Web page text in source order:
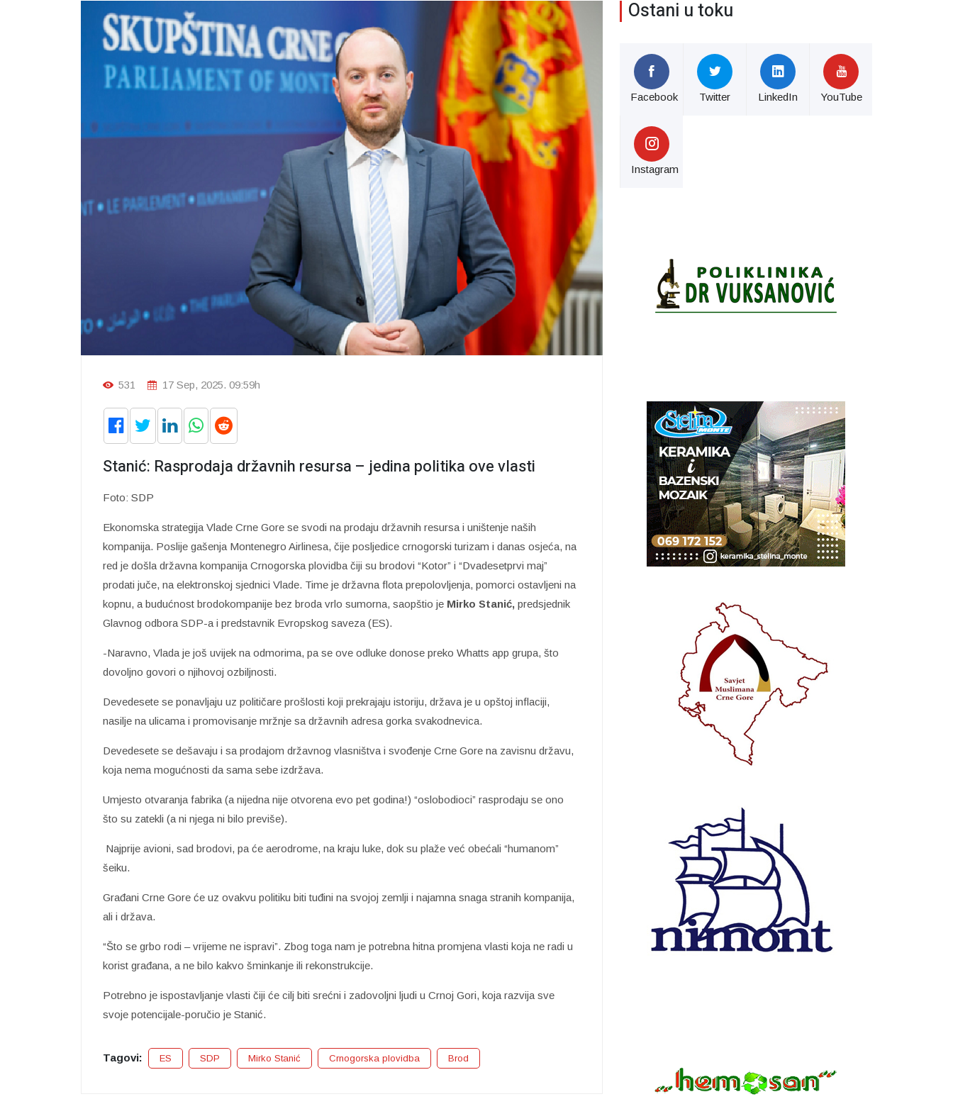
531 17 Sep, 2025. 09:59h
Stanić: Rasprodaja državnih resursa – jedina politika ove vlasti
Foto: SDP
Ekonomska strategija Vlade Crne Gore se svodi na prodaju državnih resursa i uništenje naših
kompanija. Poslije gašenja Montenegro Airlinesa, čije posljedice crnogorski turizam i danas osjeća, na
red je došla državna kompanija Crnogorska plovidba čiji su brodovi “Kotor” i “Dvadesetprvi maj”
prodati juče, na elektronskoj sjednici Vlade. Time je državna flota prepolovljenja, pomorci ostavljeni na
kopnu, a budućnost brodokompanije bez broda vrlo sumorna, saopštio je Mirko Stanić, predsjednik
Glavnog odbora SDP-a i predstavnik Evropskog saveza (ES).
-Naravno, Vlada je još uvijek na odmorima, pa se ove odluke donose preko Whatts app grupa, što
dovoljno govori o njihovoj ozbiljnosti.
Devedesete se ponavljaju uz političare prošlosti koji prekrajaju istoriju, država je u opštoj inflaciji,
nasilje na ulicama i promovisanje mržnje sa državnih adresa gorka svakodnevica.
Devedesete se dešavaju i sa prodajom državnog vlasništva i svođenje Crne Gore na zavisnu državu,
koja nema mogućnosti da sama sebe izdržava.
Umjesto otvaranja fabrika (a nijedna nije otvorena evo pet godina!) “oslobodioci” rasprodaju se ono
što su zatekli (a ni njega ni bilo previše).
Najprije avioni, sad brodovi, pa će aerodrome, na kraju luke, dok su plaže već obećali “humanom”
šeiku.
Građani Crne Gore će uz ovakvu politiku biti tuđini na svojoj zemlji i najamna snaga stranih kompanija,
ali i država.
“Što se grbo rodi – vrijeme ne ispravi”. Zbog toga nam je potrebna hitna promjena vlasti koja ne radi u
korist građana, a ne bilo kakvo šminkanje ili rekonstrukcije.
Potrebno je ispostavljanje vlasti čiji će cilj biti srećni i zadovoljni ljudi u Crnoj Gori, koja razvija sve
svoje potencijale-poručio je Stanić.
Tagovi: ES SDP Mirko Stanić Crnogorska plovidba Brod
Ostani u toku
Facebook Twitter LinkedIn YouTube
Instagram